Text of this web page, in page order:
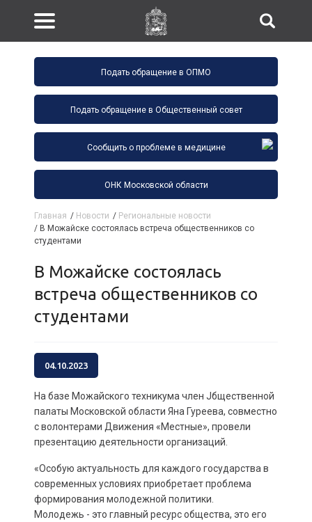
Подать обращение в ОПМО
Подать обращение в Общественный совет
Сообщить о проблеме в медицине
ОНК Московской области
Главная / Новости / Региональные новости
/ В Можайске состоялась встреча общественников со
студентами
В Можайске состоялась
встреча общественников со
студентами
04.10.2023
На базе Можайского техникума член Jбщественной
палаты Московской области Яна Гуреева, совместно
с волонтерами Движения «Местные», провели
презентацию деятельности организаций.
«Особую актуальность для каждого государства в
современных условиях приобретает проблема
формирования молодежной политики.
Молодежь - это главный ресурс общества, это его